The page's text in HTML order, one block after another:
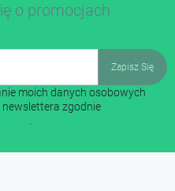
o promocjach
moich danych osobowych
newslettera zgodnie